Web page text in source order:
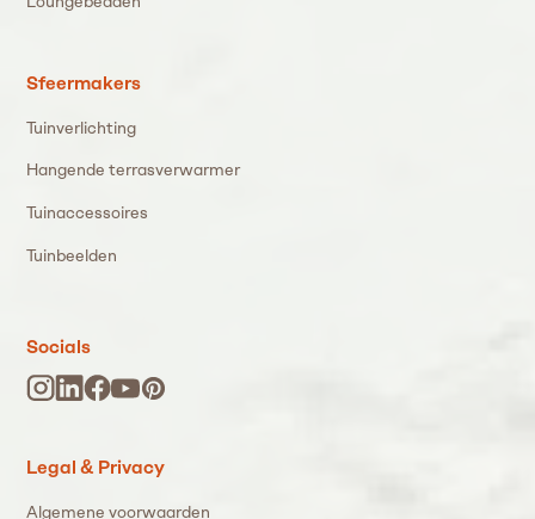
Sfeermakers
Tuinverlichting
Hangende terrasverwarmer
Tuinaccessoires
Tuinbeelden
Socials
Legal & Privacy
Algemene voorwaarden